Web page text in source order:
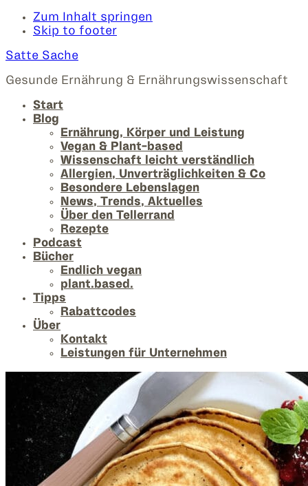
Zum Inhalt springen
Skip to footer
Satte Sache
Gesunde Ernährung & Ernährungswissenschaft
Start
Blog
Ernährung, Körper und Leistung
Vegan & Plant-based
Wissenschaft leicht verständlich
Allergien, Unverträglichkeiten & Co
Besondere Lebenslagen
News, Trends, Aktuelles
Über den Tellerrand
Rezepte
Podcast
Bücher
Endlich vegan
plant.based.
Tipps
Rabattcodes
Über
Kontakt
Leistungen für Unternehmen